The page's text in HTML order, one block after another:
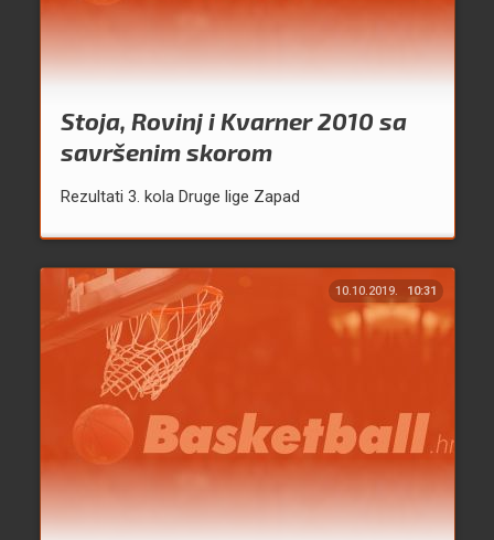
Stoja, Rovinj i Kvarner 2010 sa
savršenim skorom
Rezultati 3. kola Druge lige Zapad
10.10.2019. 10:31